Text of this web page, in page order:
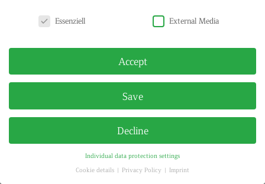
Essenziell
External Media
Accept
Save
Decline
Individual data protection settings
Cookie details
Privacy Policy Imprint